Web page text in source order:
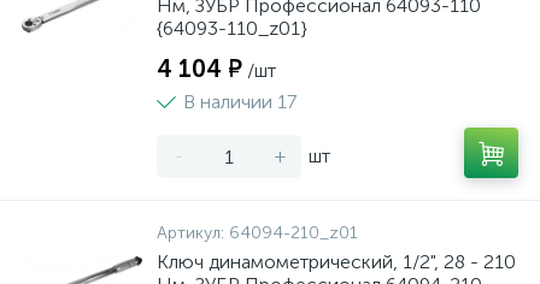
Нм, ЗУБР Профессионал 64093-110
{64093-110_z01}
4 104 ₽ /шт
В наличии 17
- + шт
Артикул: 64094-210_z01
Ключ динамометрический, 1/2", 28 - 210